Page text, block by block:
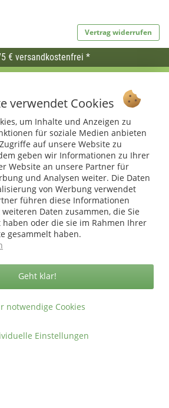
Vertrag widerrufen
€ versandkostenfrei *
Preise inkl. gesetzl. Mehrwertsteuer zzgl.
Versandkosten.
gmbh - Alle Rechte vorbehalten
in unserem Onlineshop
verwendet Cookies
um Inhalte und Anzeigen zu
für soziale Medien anbieten
auf unsere Website zu
geben wir Informationen zu Ihrer
Website an unsere Partner für
und Analysen weiter. Die Daten
von Werbung verwendet
führen diese Informationen
Daten zusammen, die Sie
oder die sie im Rahmen Ihrer
gesammelt haben.
notwendige Cookies
Geht klar!
Einstellungen